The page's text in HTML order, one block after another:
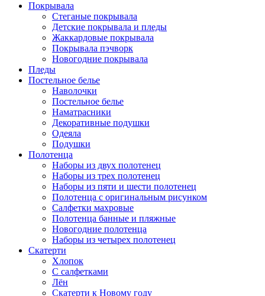
Покрывала
Стеганые покрывала
Детские покрывала и пледы
Жаккардовые покрывала
Покрывала пэчворк
Новогодние покрывала
Пледы
Постельное белье
Наволочки
Постельное белье
Наматрасники
Декоративные подушки
Одеяла
Подушки
Полотенца
Наборы из двух полотенец
Наборы из трех полотенец
Наборы из пяти и шести полотенец
Полотенца с оригинальным рисунком
Салфетки махровые
Полотенца банные и пляжные
Новогодние полотенца
Наборы из четырех полотенец
Скатерти
Хлопок
С салфетками
Лён
Скатерти к Новому году